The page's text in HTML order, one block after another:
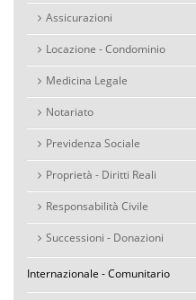
Assicurazioni
Locazione - Condominio
Medicina Legale
Notariato
Previdenza Sociale
Proprietà - Diritti Reali
Responsabilità Civile
Successioni - Donazioni
Internazionale - Comunitario